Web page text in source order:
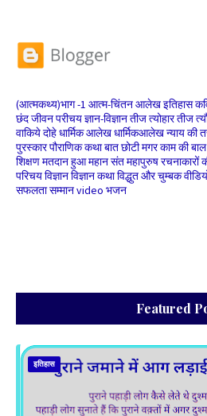
(आत्मकथ्य)भाग -1 आत्म-चिंतनआलेखइतिहास
छंदजीवन परीचयज्ञान-विज्ञानतीज त्योहारतीज
वाकियेदोहेधार्मिक आलेखधार्मिकआलेखन्याय की
पुरस्कारपौराणिक कथाबात छोटी मगर काम की
शिक्षणमतदान हुआमहान संतमहापुरुषरचनाकारों
परिचयविज्ञानविज्ञान कथाविद्धुत और चुम्बक
सफलतासम्मानvideo भजन
Featured
इतिहास